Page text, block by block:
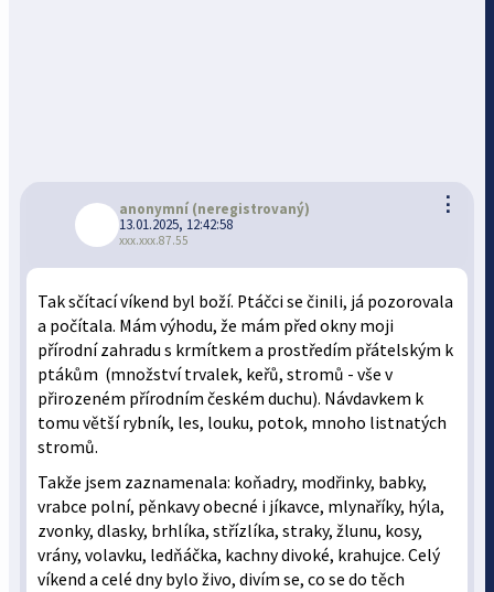
⋮
anonymní (neregistrovaný)
13.01.2025, 12:42:58
xxx.xxx.87.55
Tak sčítací víkend byl boží. Ptáčci se činili, já pozorovala
a počítala. Mám výhodu, že mám před okny moji
přírodní zahradu s krmítkem a prostředím přátelským k
ptákům (množství trvalek, keřů, stromů - vše v
přirozeném přírodním českém duchu). Návdavkem k
tomu větší rybník, les, louku, potok, mnoho listnatých
stromů.
Takže jsem zaznamenala: koňadry, modřinky, babky,
vrabce polní, pěnkavy obecné i jíkavce, mlynaříky, hýla,
zvonky, dlasky, brhlíka, střízlíka, straky, žlunu, kosy,
vrány, volavku, ledňáčka, kachny divoké, krahujce. Celý
víkend a celé dny bylo živo, divím se, co se do těch